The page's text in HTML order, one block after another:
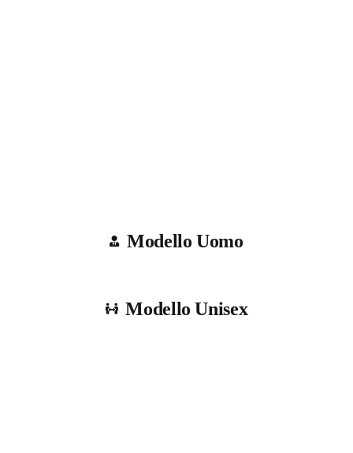
Modello Uomo
Modello Unisex